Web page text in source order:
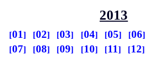
2013
01 02 03 04 05
06
07
08 09 10 11 12